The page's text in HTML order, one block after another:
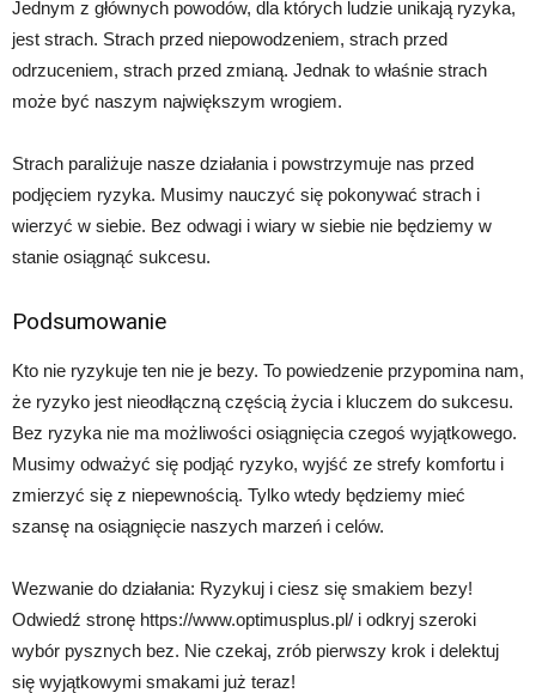
Jednym z głównych powodów, dla których ludzie unikają ryzyka,
jest strach. Strach przed niepowodzeniem, strach przed
odrzuceniem, strach przed zmianą. Jednak to właśnie strach
może być naszym największym wrogiem.
Strach paraliżuje nasze działania i powstrzymuje nas przed
podjęciem ryzyka. Musimy nauczyć się pokonywać strach i
wierzyć w siebie. Bez odwagi i wiary w siebie nie będziemy w
stanie osiągnąć sukcesu.
Podsumowanie
Kto nie ryzykuje ten nie je bezy. To powiedzenie przypomina nam,
że ryzyko jest nieodłączną częścią życia i kluczem do sukcesu.
Bez ryzyka nie ma możliwości osiągnięcia czegoś wyjątkowego.
Musimy odważyć się podjąć ryzyko, wyjść ze strefy komfortu i
zmierzyć się z niepewnością. Tylko wtedy będziemy mieć
szansę na osiągnięcie naszych marzeń i celów.
Wezwanie do działania: Ryzykuj i ciesz się smakiem bezy!
Odwiedź stronę https://www.optimusplus.pl/ i odkryj szeroki
wybór pysznych bez. Nie czekaj, zrób pierwszy krok i delektuj
się wyjątkowymi smakami już teraz!